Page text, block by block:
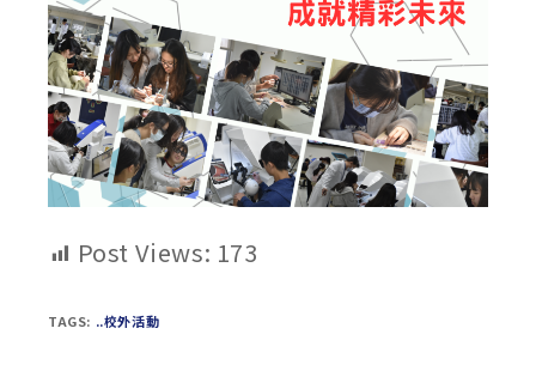
Post Views: 173
TAGS: ..校外活動